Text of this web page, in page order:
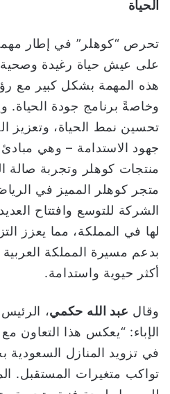
الحياة
تحرص “كوهلر” في إطار
على عيش حياة رغيدة
وخاصةً برنامج جودة الحياة.
تحسين نمط الحياة، وتعزيز
جهود الاستدامة – وهي
منتجات كوهلر وتجربة صالة
متجر كوهلر المميز في
الشركة للتوسع وافتتاح
لها في المملكة، مما يعزز
بدعم مسيرة المملكة
أكثر حيوية واستدامة.
وقال عبد الله حكمي،
الإباء: “يعكس هذا التعاون
في تزويد المنازل السعودية
تواكب متغيرات المستقبل.